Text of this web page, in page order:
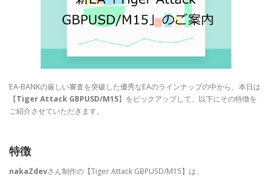
EA-BANKの厳しい審査を突破した優秀なEAのラインナップの中から、本日は
【Tiger Attack GBPUSD/M15】をピックアップして、以下にその特徴を
ご紹介させていただきます。
特徴
nakaZdevさん制作の【Tiger Attack GBPUSD/M15】は、